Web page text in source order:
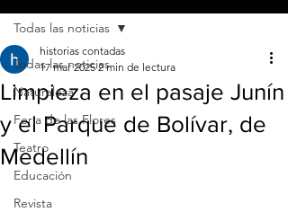
Todas las noticias
Naturaleza
Feria de las Flores
Teatro
Educación
Revista
Todas las noticias
Limpieza en el pasaje Junín
y el Parque de Bolívar, de
Medellín
historias contadas
17 mar 2025 2 min de lectura